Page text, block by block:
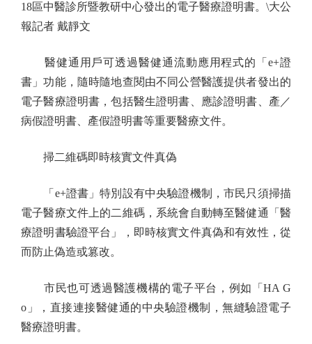
18區中醫診所暨教研中心發出的電子醫療證明書。\大公
報記者 戴靜文
醫健通用戶可透過醫健通流動應用程式的「e+證
書」功能，隨時隨地查閱由不同公營醫護提供者發出的
電子醫療證明書，包括醫生證明書、應診證明書、產／
病假證明書、產假證明書等重要醫療文件。
掃二維碼即時核實文件真偽
「e+證書」特別設有中央驗證機制，市民只須掃描
電子醫療文件上的二維碼，系統會自動轉至醫健通「醫
療證明書驗證平台」，即時核實文件真偽和有效性，從
而防止偽造或篡改。
市民也可透過醫護機構的電子平台，例如「HA G
o」，直接連接醫健通的中央驗證機制，無縫驗證電子
醫療證明書。